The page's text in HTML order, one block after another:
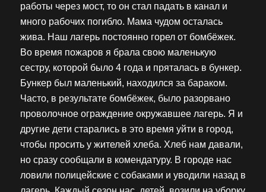
работы через мост, то он стал падать в канал и
много рабочих погибло. Мама чудом осталась
жива. Наш лагерь постоянно горел от бомбёжек.
Во время пожаров я брала свою маленькую
сестру, которой было 4 года и пряталась в бункер.
Бункер был маленький, находился за бараком.
Часто, в результате бомбёжек, было разорвано
проволочное ограждение окружавшее лагерь. Я и
другие дети старались в это время уйти в город,
чтобы просить у жителей хлеба. Хлеб нам давали,
но сразу сообщали в комендатуру. В городе нас
ловили полицейские с собаками и уводили назад в